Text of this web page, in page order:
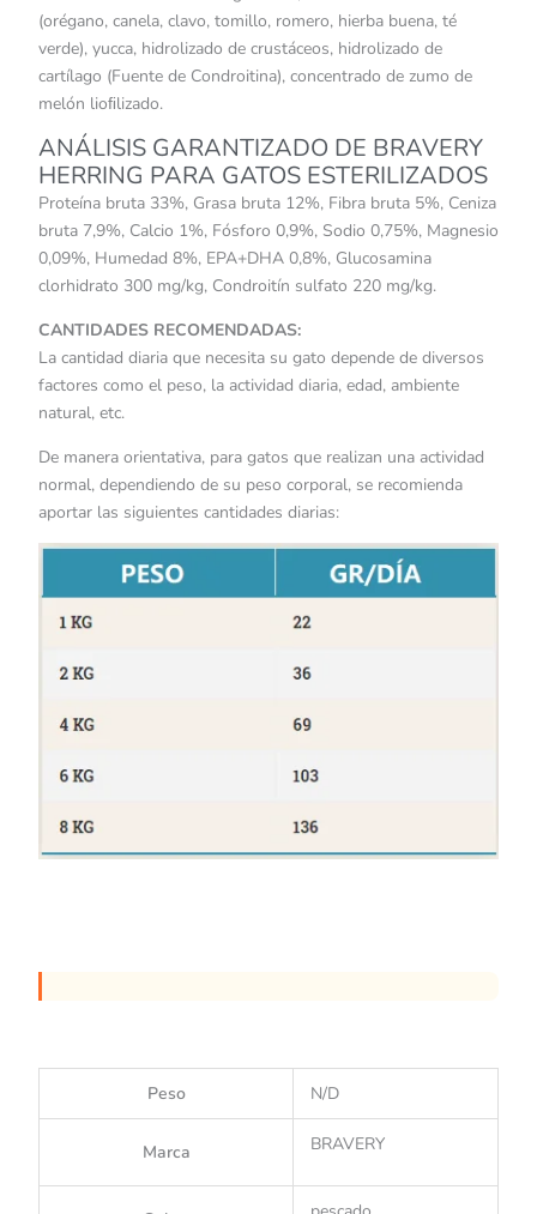
(orégano, canela, clavo, tomillo, romero, hierba buena, té
verde), yucca, hidrolizado de crustáceos, hidrolizado de
cartílago (Fuente de Condroitina), concentrado de zumo de
melón lioﬁlizado.
ANÁLISIS GARANTIZADO DE BRAVERY
HERRING PARA GATOS ESTERILIZADOS
Proteína bruta 33%, Grasa bruta 12%, Fibra bruta 5%, Ceniza
bruta 7,9%, Calcio 1%, Fósforo 0,9%, Sodio 0,75%, Magnesio
0,09%, Humedad 8%, EPA+DHA 0,8%, Glucosamina
clorhidrato 300 mg/kg, Condroitín sulfato 220 mg/kg.
CANTIDADES RECOMENDADAS:
La cantidad diaria que necesita su gato depende de diversos
factores como el peso, la actividad diaria, edad, ambiente
natural, etc.
De manera orientativa, para gatos que realizan una actividad
normal, dependiendo de su peso corporal, se recomienda
aportar las siguientes cantidades diarias:
Peso N/D
Marca BRAVERY